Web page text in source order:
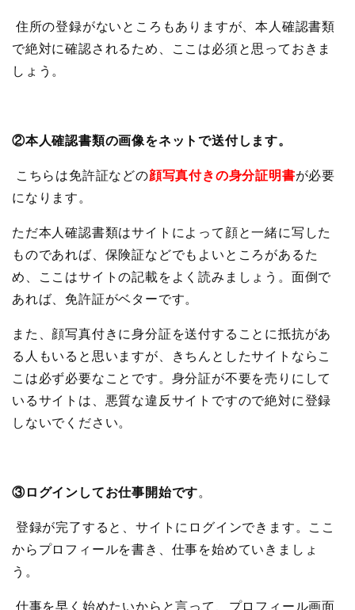
住所の登録がないところもありますが、本人確認書類
で絶対に確認されるため、ここは必須と思っておきま
しょう。
②本人確認書類の画像をネットで送付します。
こちらは免許証などの顔写真付きの身分証明書が必要
になります。
ただ本人確認書類はサイトによって顔と一緒に写した
ものであれば、保険証などでもよいところがあるた
め、ここはサイトの記載をよく読みましょう。面倒で
あれば、免許証がベターです。
また、顔写真付きに身分証を送付することに抵抗があ
る人もいると思いますが、きちんとしたサイトならこ
こは必ず必要なことです。身分証が不要を売りにして
いるサイトは、悪質な違反サイトですので絶対に登録
しないでください。
③ログインしてお仕事開始です。
登録が完了すると、サイトにログインできます。ここ
からプロフィールを書き、仕事を始めていきましょ
う。
仕事を早く始めたいからと言って、プロフィール画面